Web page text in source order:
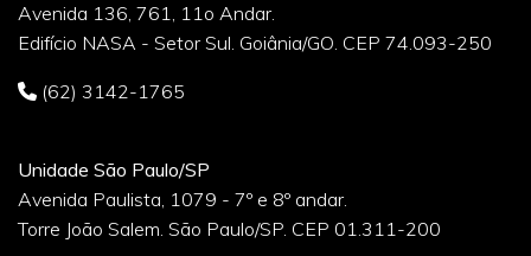
Avenida 136, 761, 11o Andar.
Edifício NASA - Setor Sul. Goiânia/GO. CEP 74.093-250
(62) 3142-1765
Unidade São Paulo/SP
Avenida Paulista, 1079 - 7º e 8º andar.
Torre João Salem. São Paulo/SP. CEP 01.311-200